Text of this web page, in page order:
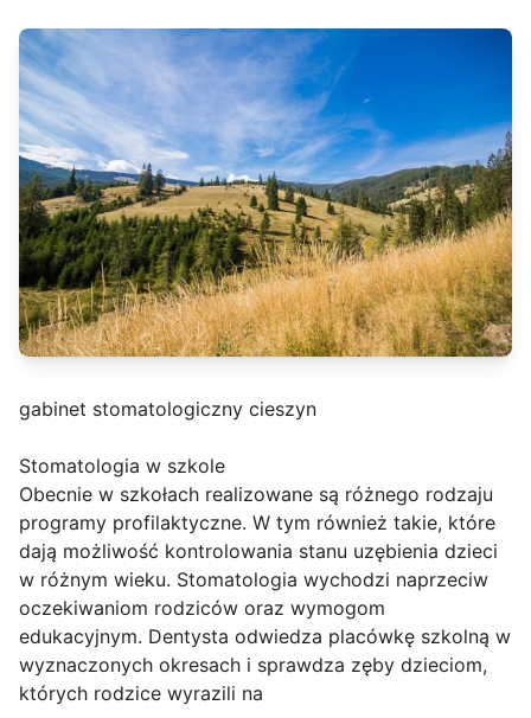
gabinet stomatologiczny cieszyn
Stomatologia w szkole
Obecnie w szkołach realizowane są różnego rodzaju
programy profilaktyczne. W tym również takie, które
dają możliwość kontrolowania stanu uzębienia dzieci
w różnym wieku. Stomatologia wychodzi naprzeciw
oczekiwaniom rodziców oraz wymogom
edukacyjnym. Dentysta odwiedza placówkę szkolną w
wyznaczonych okresach i sprawdza zęby dzieciom,
których rodzice wyrazili na